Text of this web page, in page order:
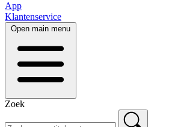
App
Klantenservice
Open main menu
Zoek